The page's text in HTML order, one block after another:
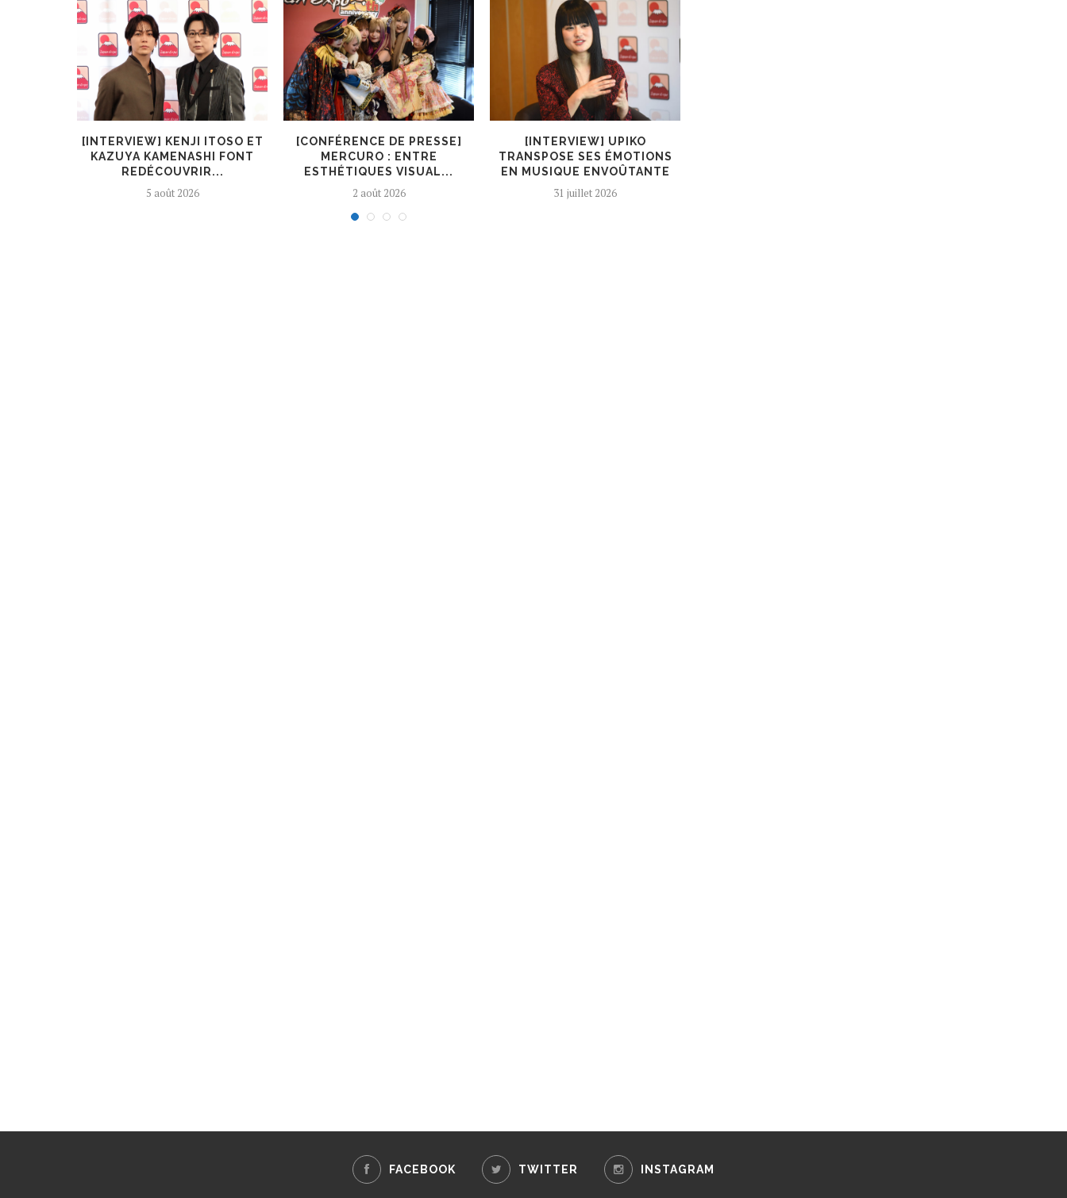
[INTERVIEW] KENJI ITOSO ET
KAZUYA KAMENASHI FONT
REDÉCOUVRIR...
5 août 2026
[CONFÉRENCE DE PRESSE]
MERCURO : ENTRE
ESTHÉTIQUES VISUAL...
2 août 2026
[INTERVIEW] UPIKO
TRANSPOSE SES ÉMOTIONS
EN MUSIQUE ENVOÛTANTE
31 juillet 2026
FACEBOOK TWITTER INSTAGRAM